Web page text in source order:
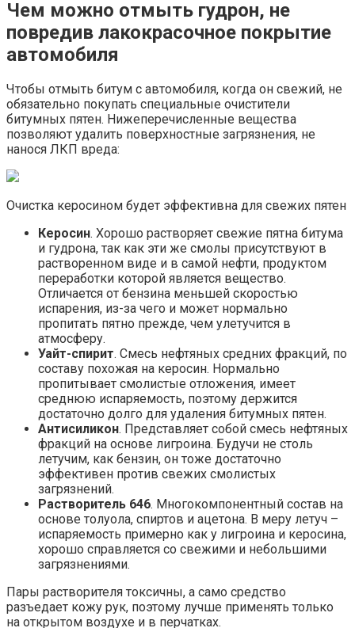
Чем можно отмыть гудрон, не
повредив лакокрасочное покрытие
автомобиля
Чтобы отмыть битум с автомобиля, когда он свежий, не
обязательно покупать специальные очистители
битумных пятен. Нижеперечисленные вещества
позволяют удалить поверхностные загрязнения, не
нанося ЛКП вреда:
Очистка керосином будет эффективна для свежих пятен
Керосин. Хорошо растворяет свежие пятна битума
и гудрона, так как эти же смолы присутствуют в
растворенном виде и в самой нефти, продуктом
переработки которой является вещество.
Отличается от бензина меньшей скоростью
испарения, из-за чего и может нормально
пропитать пятно прежде, чем улетучится в
атмосферу.
Уайт-спирит. Смесь нефтяных средних фракций, по
составу похожая на керосин. Нормально
пропитывает смолистые отложения, имеет
среднюю испаряемость, поэтому держится
достаточно долго для удаления битумных пятен.
Антисиликон. Представляет собой смесь нефтяных
фракций на основе лигроина. Будучи не столь
летучим, как бензин, он тоже достаточно
эффективен против свежих смолистых
загрязнений.
Растворитель 646. Многокомпонентный состав на
основе толуола, спиртов и ацетона. В меру летуч –
испаряемость примерно как у лигроина и керосина,
хорошо справляется со свежими и небольшими
загрязнениями.
Пары растворителя токсичны, а само средство
разъедает кожу рук, поэтому лучше применять только
на открытом воздухе и в перчатках.